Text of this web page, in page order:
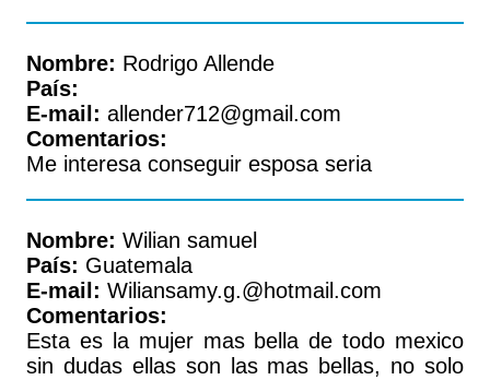
Nombre: Rodrigo Allende
País:
E-mail: allender712@gmail.com
Comentarios:
Me interesa conseguir esposa seria
Nombre: Wilian samuel
País: Guatemala
E-mail: Wiliansamy.g.@hotmail.com
Comentarios:
Esta es la mujer mas bella de todo mexico
sin dudas ellas son las mas bellas, no solo